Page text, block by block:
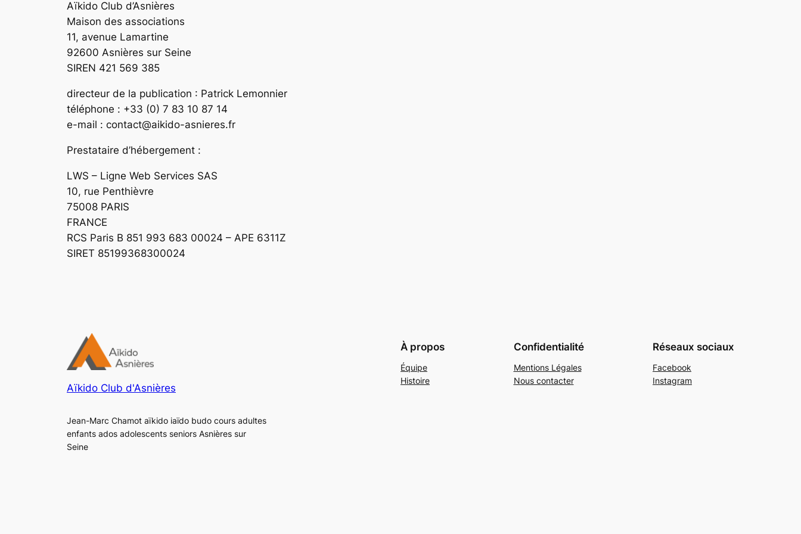
Aïkido Club d’Asnières
Maison des associations
11, avenue Lamartine
92600 Asnières sur Seine
SIREN 421 569 385
directeur de la publication : Patrick Lemonnier
téléphone : +33 (0) 7 83 10 87 14
e-mail : contact@aikido-asnieres.fr
Prestataire d’hébergement :
LWS – Ligne Web Services SAS
10, rue Penthièvre
75008 PARIS
FRANCE
RCS Paris B 851 993 683 00024 – APE 6311Z
SIRET 85199368300024
Aïkido Club d'Asnières
Jean-Marc Chamot aïkido iaïdo budo cours adultes
enfants ados adolescents seniors Asnières sur
Seine
À propos
Équipe
Histoire
Confidentialité
Mentions Légales
Nous contacter
Réseaux sociaux
Facebook
Instagram